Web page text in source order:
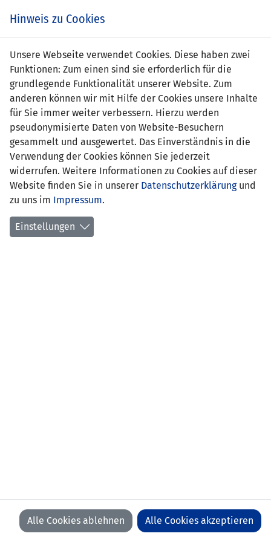
Dany Ferreira
Position:
Geburtsdatum: 2. November 2000
aktueller Verein: FC Balzers
Anzahl Spiele: 0
Hinweis zu Cookies
Unsere Webseite verwendet Cookies. Diese haben zwei
Funktionen: Zum einen sind sie erforderlich für die
grundlegende Funktionalität unserer Website. Zum
anderen können wir mit Hilfe der Cookies unsere Inhalte
für Sie immer weiter verbessern. Hierzu werden
pseudonymisierte Daten von Website-Besuchern
gesammelt und ausgewertet. Das Einverständnis in die
Verwendung der Cookies können Sie jederzeit
widerrufen. Weitere Informationen zu Cookies auf dieser
Website finden Sie in unserer Datenschutzerklärungund
zu uns im Impressum.
Einstellungen
Alle Cookies ablehnen Alle Cookies akzeptieren